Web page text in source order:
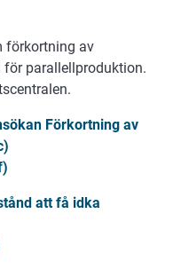
förkortning av
parallellproduktion.
Förkortning av
att få idka